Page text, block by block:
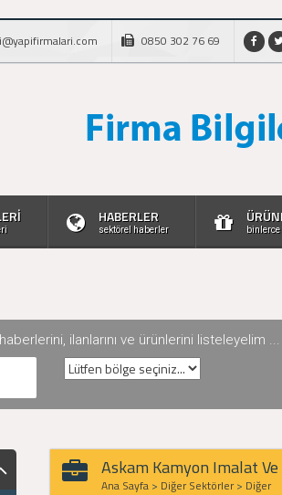
0850 302 76 69
HABERLER
sektörel haberler
ilanlarını ve ürünlerini listeleyelim ...
Askam Kamyon Imalat Ve
Ana Sayfa > Diğer Sektörler> Diğer